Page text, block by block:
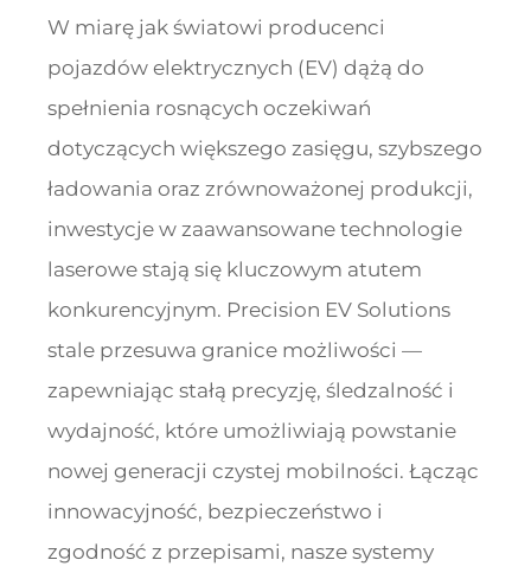
W miarę jak światowi producenci
pojazdów elektrycznych (EV) dążą do
spełnienia rosnących oczekiwań
dotyczących większego zasięgu, szybszego
ładowania oraz zrównoważonej produkcji,
inwestycje w zaawansowane technologie
laserowe stają się kluczowym atutem
konkurencyjnym. Precision EV Solutions
stale przesuwa granice możliwości —
zapewniając stałą precyzję, śledzalność i
wydajność, które umożliwiają powstanie
nowej generacji czystej mobilności. Łącząc
innowacyjność, bezpieczeństwo i
zgodność z przepisami, nasze systemy